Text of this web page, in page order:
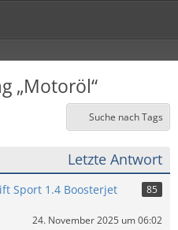
„Motoröl“
Suche nach Tags
Letzte Antwort
Sport 1.4 Boosterjet
85
24. November 2025 um 06:02